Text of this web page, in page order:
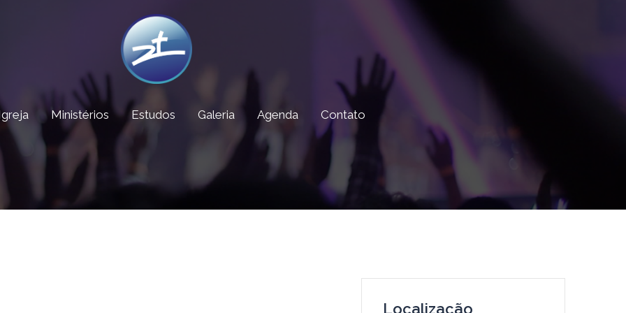
Ministérios Estudos Galeria Agenda Contato
Localização